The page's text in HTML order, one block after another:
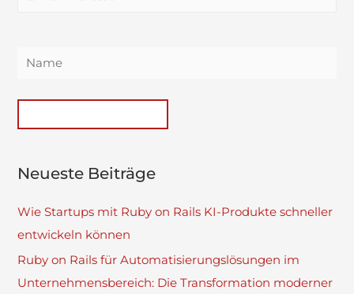
Neueste Beiträge
Wie Startups mit Ruby on Rails KI-Produkte schneller
entwickeln können
Ruby on Rails für Automatisierungslösungen im
Unternehmensbereich: Die Transformation moderner